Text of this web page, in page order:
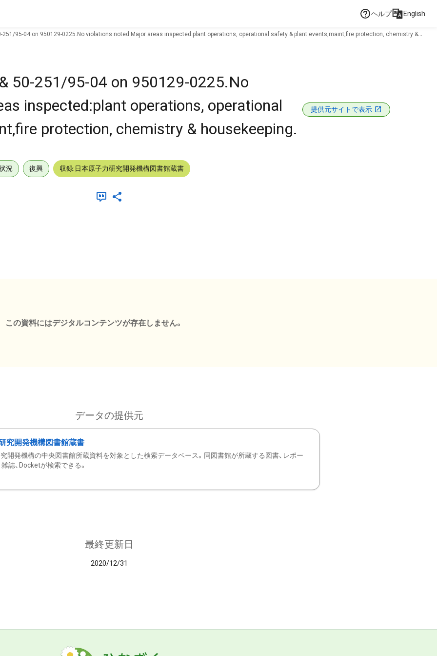
ヘルプ English
251/95-04 on 950129-0225.No violations noted.Major areas inspected:plant operations, operational safety & plant events,maint,fire protection, chemistry &
50-251/95-04 on 950129-0225.No
inspected:plant operations, operational
protection, chemistry & housekeeping.
提供元サイトで表示
況 復興 収録:日本原子力研究開発機構図書館蔵書
この資料にはデジタルコンテンツが存在しません。
データの提供元
究開発機構図書館蔵書
開発機構の中央図書館所蔵資料を対象とした検索データベース。同図書館が所蔵する図書、レポー
雑誌、Docketが検索できる。
最終更新日
2020/12/31